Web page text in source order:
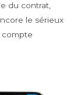
du contrat,
le sérieux
compte